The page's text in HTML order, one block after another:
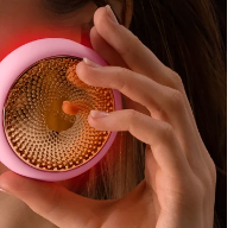
Consegna stimata
Consegna stimata8/11/26
Consegna stimata8/10/26
Consegna stimata8/11/26